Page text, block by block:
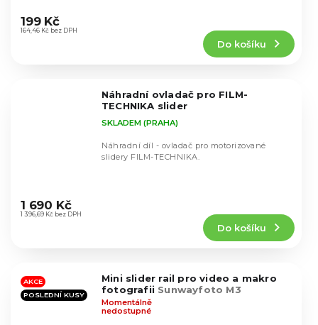
hodnocení
produktu
164,46 Kč bez DPH
199 Kč
Do košíku
Náhradní ovladač pro FILM-
TECHNIKA slider
hodnocení
produktu
hvězdiček.
SKLADEM (PRAHA)
1 396,69 Kč bez DPH
1 690 Kč
Do košíku
Náhradní díl - ovladač pro motorizované
slidery FILM-TECHNIKA.
AKCE
POSLEDNÍ KUSY
Mini slider rail pro video a makro
fotografii Sunwayfoto M3
Momentálně
nedostupné